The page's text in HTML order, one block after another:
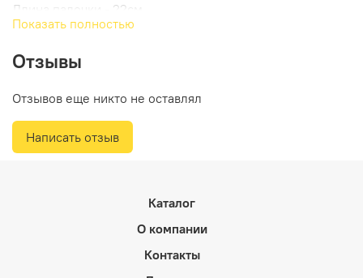
Длина палочки - 22см
Показать полностью
Отзывы
Отзывов еще никто не оставлял
Написать отзыв
Каталог
О компании
Контакты